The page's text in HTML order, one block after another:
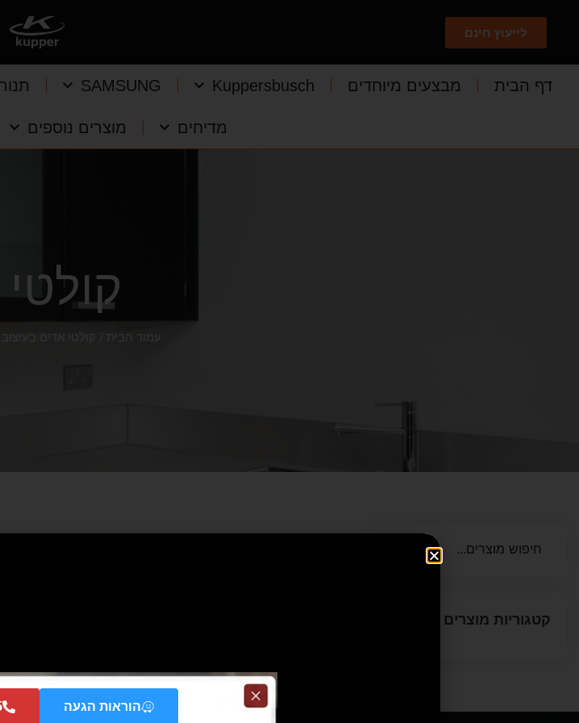
לייעוץ חינם
דף הבית מבצעים מיוחדים Kuppersbusch
SAMSUNG
מדיחים מוצרים נוספים
קולטי
עמוד הבית / קולטי אדים בעיצוב
קטגוריות מוצרים
הוראות הגעה